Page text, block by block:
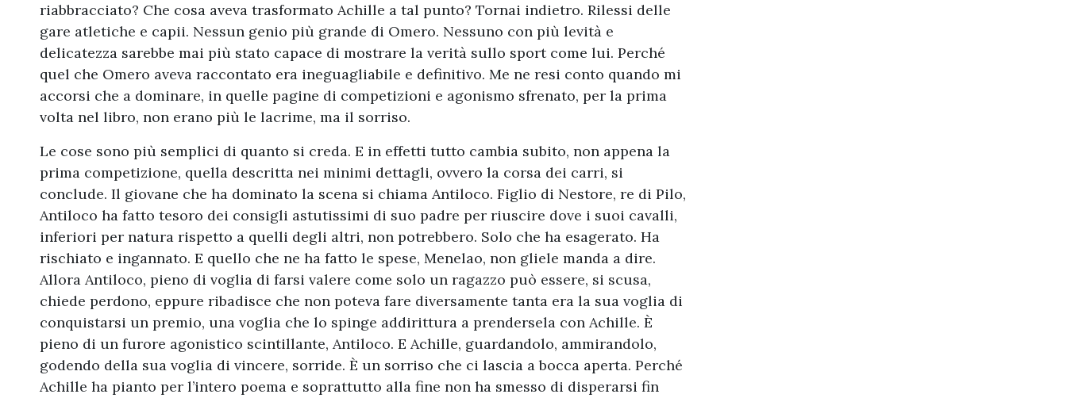
riabbracciato? Che cosa aveva trasformato Achille a tal punto? Tornai indietro. Rilessi delle
gare atletiche e capii. Nessun genio più grande di Omero. Nessuno con più levità e
delicatezza sarebbe mai più stato capace di mostrare la verità sullo sport come lui. Perché
quel che Omero aveva raccontato era ineguagliabile e definitivo. Me ne resi conto quando mi
accorsi che a dominare, in quelle pagine di competizioni e agonismo sfrenato, per la prima
volta nel libro, non erano più le lacrime, ma il sorriso.
Le cose sono più semplici di quanto si creda. E in effetti tutto cambia subito, non appena la
prima competizione, quella descritta nei minimi dettagli, ovvero la corsa dei carri, si
conclude. Il giovane che ha dominato la scena si chiama Antiloco. Figlio di Nestore, re di Pilo,
Antiloco ha fatto tesoro dei consigli astutissimi di suo padre per riuscire dove i suoi cavalli,
inferiori per natura rispetto a quelli degli altri, non potrebbero. Solo che ha esagerato. Ha
rischiato e ingannato. E quello che ne ha fatto le spese, Menelao, non gliele manda a dire.
Allora Antiloco, pieno di voglia di farsi valere come solo un ragazzo può essere, si scusa,
chiede perdono, eppure ribadisce che non poteva fare diversamente tanta era la sua voglia di
conquistarsi un premio, una voglia che lo spinge addirittura a prendersela con Achille. È
pieno di un furore agonistico scintillante, Antiloco. E Achille, guardandolo, ammirandolo,
godendo della sua voglia di vincere, sorride. È un sorriso che ci lascia a bocca aperta. Perché
Achille ha pianto per l’intero poema e soprattutto alla fine non ha smesso di disperarsi fin